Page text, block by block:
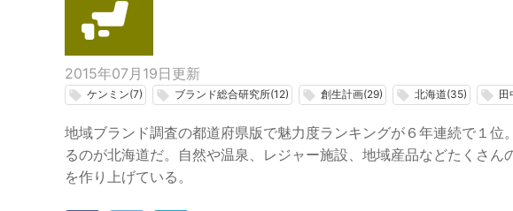
2015年07月19日 更新
local_offer ケンミン(7) local_offer ブランド総合研究所(12) local_offer 創生計画(29) local_offer 北海道(35) local_offer 田
地域ブランド調査の都道府県版で魅力度ランキングが６年連続で１
るのが北海道だ。自然や温泉、レジャー施設、地域産品などたくさ
を作り上げている。